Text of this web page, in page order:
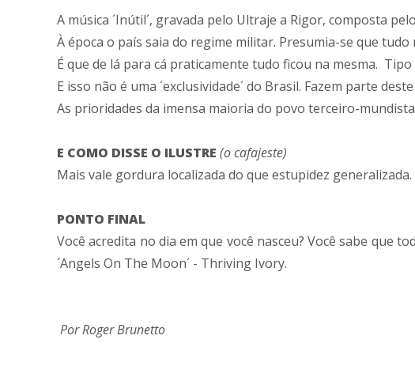
A música ´Inútil´, gravada pelo Ultraje a Rigor, composta
À época o país saia do regime militar. Presumia-se que
É que de lá para cá praticamente tudo ficou na mesma.
E isso não é uma ´exclusividade´ do Brasil. Fazem parte
As prioridades da imensa maioria do povo terceiro-
E COMO DISSE O ILUSTRE (o cafajeste)
Mais vale gordura localizada do que estupidez generalizada.
PONTO FINAL
Você acredita no dia em que você nasceu? Você sabe que
´Angels On The Moon´ - Thriving Ivory.
Por Roger Brunetto